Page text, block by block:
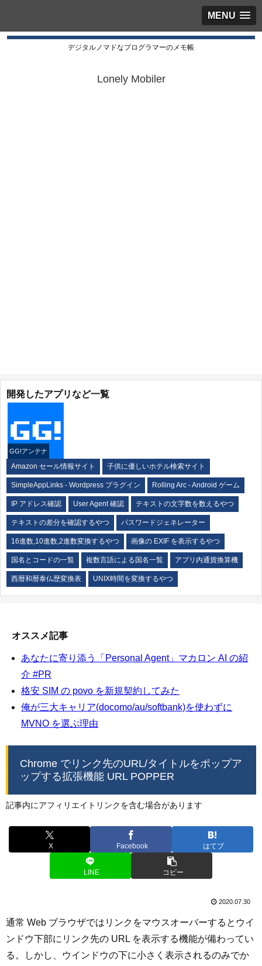
MENU
デジタルノマドなプログラマーのメモ帳
Lonely Mobiler
開発したアプリなど一覧
GG!アンテナ
Amazon セール情報サイト 子供に優しいホテル検索サイト
SimpleAppLinks - Wordpress プラグイン Rolling Arc - Android ゲーム
IP アドレス確認 User Agent 確認 テキストの文字数を数えるやつ
テキストの差分を確認するやつ パスワードジェネレーター
16進数,10進数,2進数変換するやつ 画像の EXIF を表示するやつ
国名とコードの一覧 複数言語による国名一覧 アプリ内通貨換算機
西暦和暦泰仏歴変換表 UNIX時間を変換するやつ
オススメ記事
あなたに寄り添う「Personal Agent」マカロン AI の紹
介 #PR
格安 SIM の povo を新規契約してみた
俺が三大キャリア(docomo/au/softbank)を使わずに
MVNO を選ぶ理由
Chrome でリンク先のURL/タイトルをポップア
ップする拡張機能 URL POPPER
記事内にアフィリエイトリンクを含む場合があります
X Facebook はてブ
LINE コピー
2020.07.30
通常 Web ブラウザではリンクをマウスオーバーするとウイ
ンドウ下部にリンク先の URL を表示する機能が備わってい
る。しかし、ウインドウの下に小さく表示されるのみでか